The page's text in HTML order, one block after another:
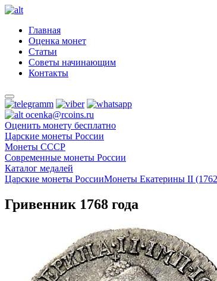
Главная
Оценка монет
Статьи
Советы начинающим
Контакты
ocenka@rcoins.ru
Оценить монету бесплатно
Царские монеты России
Монеты СССР
Современные монеты России
Каталог медалей
Царские монеты РоссииМонеты Екатерины II
Гривенник 1768 года